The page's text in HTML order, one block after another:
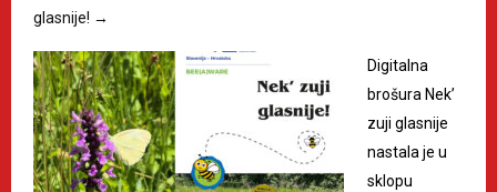
glasnije! →
Digitalna
brošura Nek’
zuji glasnije
nastala je u
sklopu